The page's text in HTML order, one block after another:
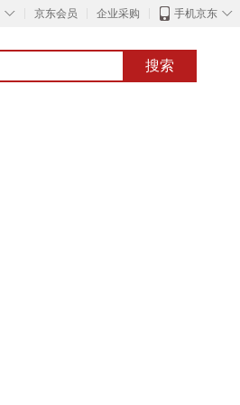
◇ 京东会员 企业采购 ◇
手机京东
搜索